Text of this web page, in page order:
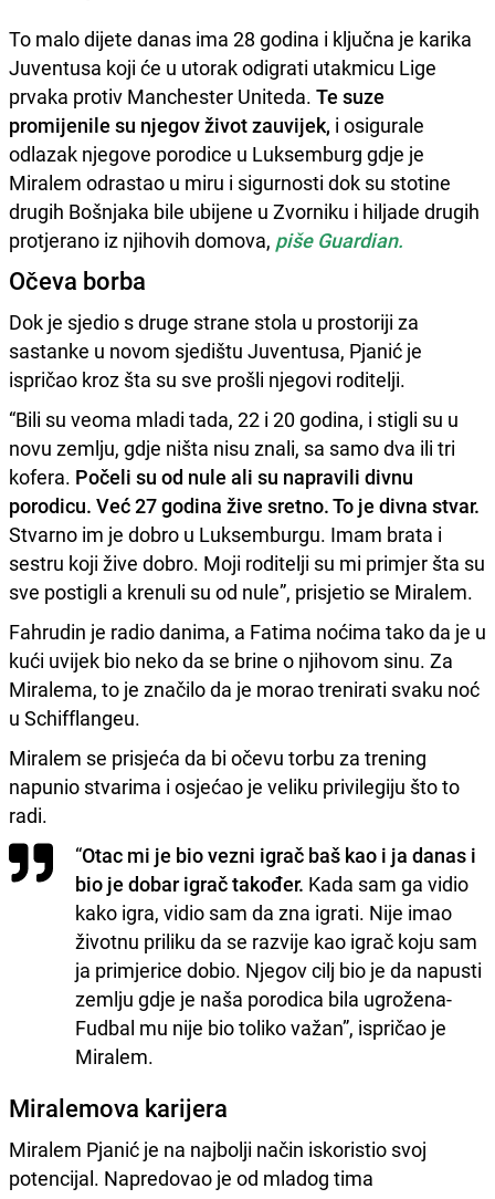
To malo dijete danas ima 28 godina i ključna je karika
Juventusa koji će u utorak odigrati utakmicu Lige
prvaka protiv Manchester Uniteda. Te suze
promijenile su njegov život zauvijek, i osigurale
odlazak njegove porodice u Luksemburg gdje je
Miralem odrastao u miru i sigurnosti dok su stotine
drugih Bošnjaka bile ubijene u Zvorniku i hiljade drugih
protjerano iz njihovih domova, piše Guardian.
Očeva borba
Dok je sjedio s druge strane stola u prostoriji za
sastanke u novom sjedištu Juventusa, Pjanić je
ispričao kroz šta su sve prošli njegovi roditelji.
“Bili su veoma mladi tada, 22 i 20 godina, i stigli su u
novu zemlju, gdje ništa nisu znali, sa samo dva ili tri
kofera. Počeli su od nule ali su napravili divnu
porodicu. Već 27 godina žive sretno. To je divna stvar.
Stvarno im je dobro u Luksemburgu. Imam brata i
sestru koji žive dobro. Moji roditelji su mi primjer šta su
sve postigli a krenuli su od nule”, prisjetio se Miralem.
Fahrudin je radio danima, a Fatima noćima tako da je u
kući uvijek bio neko da se brine o njihovom sinu. Za
Miralema, to je značilo da je morao trenirati svaku noć
u Schifflangeu.
Miralem se prisjeća da bi očevu torbu za trening
napunio stvarima i osjećao je veliku privilegiju što to
radi.
“Otac mi je bio vezni igrač baš kao i ja danas i
bio je dobar igrač također. Kada sam ga vidio
kako igra, vidio sam da zna igrati. Nije imao
životnu priliku da se razvije kao igrač koju sam
ja primjerice dobio. Njegov cilj bio je da napusti
zemlju gdje je naša porodica bila ugrožena-
Fudbal mu nije bio toliko važan”, ispričao je
Miralem.
Miralemova karijera
Miralem Pjanić je na najbolji način iskoristio svoj
potencijal. Napredovao je od mladog tima